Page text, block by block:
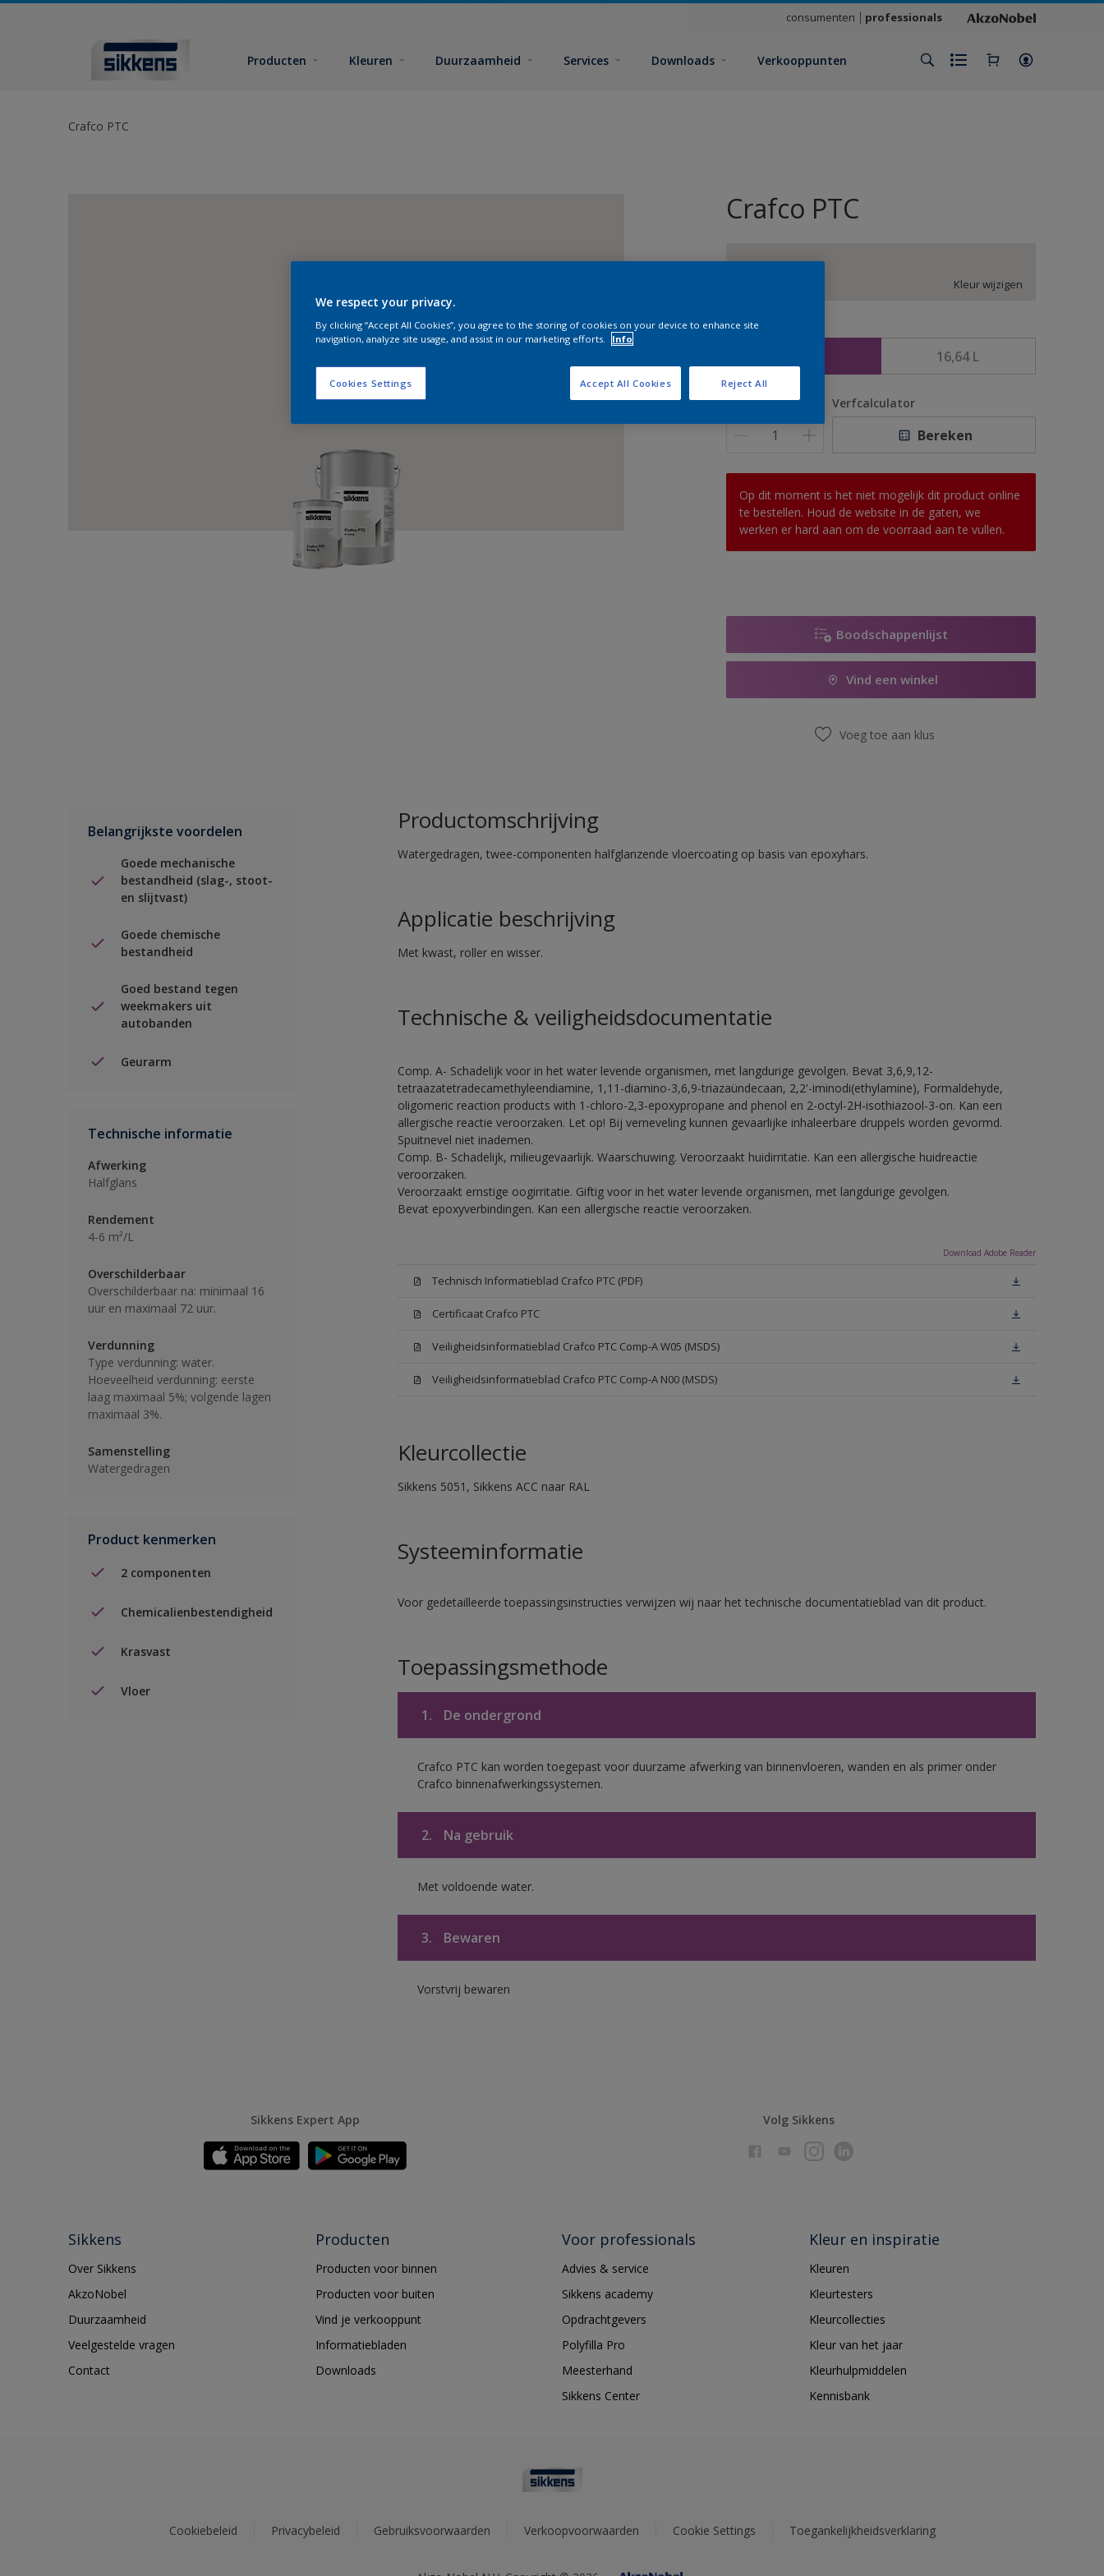
consumenten professionals
Producten Kleuren Duurzaamheid Services Downloads Verkooppunten
Crafco PTC
Crafco PTC
ON.01.86
Kleur wijzigen
Grootte
16,64 L
Aantal Verfcalculator
Bereken
Op dit moment is het niet mogelijk dit product online
te bestellen. Houd de website in de gaten, we
werken er hard aan om de voorraad aan te vullen.
Boodschappenlijst
Vind een winkel
Voeg toe aan klus
Belangrijkste voordelen
Goede mechanische
bestandheid (slag-, stoot-
en slijtvast)
Goede chemische
bestandheid
Goed bestand tegen
weekmakers uit
autobanden
Geurarm
Technische informatie
Afwerking
Halfglans
Rendement
4-6 m²/L
Overschilderbaar
Overschilderbaar na: minimaal 16
uur en maximaal 72 uur.
Verdunning
Type verdunning: water.
Hoeveelheid verdunning: eerste
laag maximaal 5%; volgende lagen
maximaal 3%.
Samenstelling
Watergedragen
Product kenmerken
2 componenten
Chemicalienbestendigheid
Krasvast
Vloer
Productomschrijving
Watergedragen, twee-componenten halfglanzende vloercoating op basis van epoxyhars.
Applicatie beschrijving
Met kwast, roller en wisser.
Technische & veiligheidsdocumentatie
Comp. A- Schadelijk voor in het water levende organismen, met langdurige gevolgen. Bevat 3,6,9,12-
tetraazatetradecamethyleendiamine, 1,11-diamino-3,6,9-triazaündecaan, 2,2'-iminodi(ethylamine), Formaldehyde,
oligomeric reaction products with 1-chloro-2,3-epoxypropane and phenol en 2-octyl-2H-isothiazool-3-on. Kan een
allergische reactie veroorzaken. Let op! Bij verneveling kunnen gevaarlijke inhaleerbare druppels worden gevormd.
Spuitnevel niet inademen.
Comp. B- Schadelijk, milieugevaarlijk. Waarschuwing. Veroorzaakt huidirritatie. Kan een allergische huidreactie
veroorzaken.
Veroorzaakt ernstige oogirritatie. Giftig voor in het water levende organismen, met langdurige gevolgen.
Bevat epoxyverbindingen. Kan een allergische reactie veroorzaken.
Download Adobe Reader
Technisch Informatieblad Crafco PTC (PDF)
Certificaat Crafco PTC
Veiligheidsinformatieblad Crafco PTC Comp-A W05 (MSDS)
Veiligheidsinformatieblad Crafco PTC Comp-A N00 (MSDS)
Kleurcollectie
Sikkens 5051, Sikkens ACC naar RAL
Systeeminformatie
Voor gedetailleerde toepassingsinstructies verwijzen wij naar het technische documentatieblad van dit product.
Toepassingsmethode
1. De ondergrond
Crafco PTC kan worden toegepast voor duurzame afwerking van binnenvloeren, wanden en als primer onder
Crafco binnenafwerkingssystemen.
2. Na gebruik
Met voldoende water.
3. Bewaren
Vorstvrij bewaren
Sikkens Expert App Volg Sikkens
Sikkens
Over Sikkens
AkzoNobel
Duurzaamheid
Veelgestelde vragen
Contact
Producten
Producten voor binnen
Producten voor buiten
Vind je verkooppunt
Informatiebladen
Downloads
Voor professionals
Advies & service
Sikkens academy
Opdrachtgevers
Polyfilla Pro
Meesterhand
Sikkens Center
Kleur en inspiratie
Kleuren
Kleurtesters
Kleurcollecties
Kleur van het jaar
Kleurhulpmiddelen
Kennisbank
Cookiebeleid Privacybeleid Gebruiksvoorwaarden Verkoopvoorwaarden Cookie Settings Toegankelijkheidsverklaring
We respect your privacy.
By clicking “Accept All Cookies”, you agree to the storing of cookies on your device to enhance site
navigation, analyze site usage, and assist in our marketing efforts.
Info
Cookies Settings Reject All
Accept All Cookies